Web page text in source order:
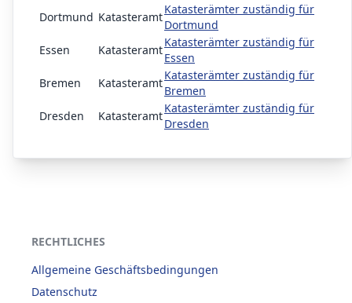
Dortmund Katasteramt
Katasterämter zuständig für
Dortmund
Essen
Katasteramt
Katasterämter zuständig für
Essen
Bremen
Katasteramt
Katasterämter zuständig für
Bremen
Dresden
Katasteramt
Katasterämter zuständig für
Dresden
RECHTLICHES
Allgemeine Geschäftsbedingungen
Datenschutz